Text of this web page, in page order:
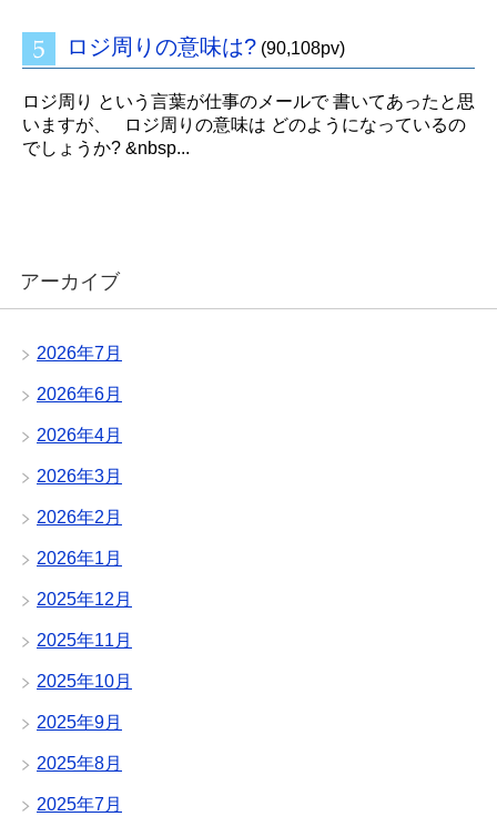
ロジ周りの意味は? (90,108pv)
ロジ周り という言葉が仕事のメールで 書いてあったと思
いますが、 ロジ周りの意味は どのようになっているの
でしょうか? &nbsp...
アーカイブ
2026年7月
2026年6月
2026年4月
2026年3月
2026年2月
2026年1月
2025年12月
2025年11月
2025年10月
2025年9月
2025年8月
2025年7月